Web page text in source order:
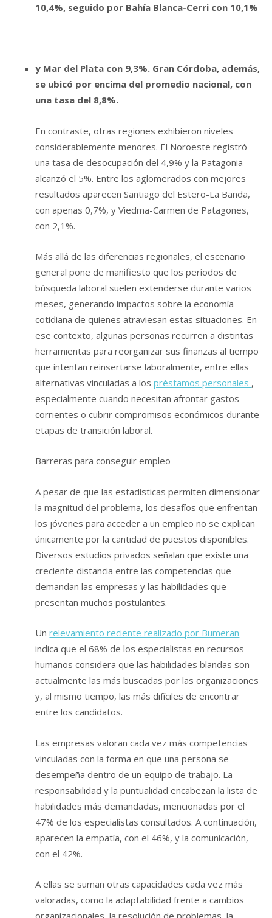
10,4%, seguido por Bahía Blanca-Cerri con 10,1%
y Mar del Plata con 9,3%. Gran Córdoba, además,
se ubicó por encima del promedio nacional, con
una tasa del 8,8%.
En contraste, otras regiones exhibieron niveles
considerablemente menores. El Noroeste registró
una tasa de desocupación del 4,9% y la Patagonia
alcanzó el 5%. Entre los aglomerados con mejores
resultados aparecen Santiago del Estero-La Banda,
con apenas 0,7%, y Viedma-Carmen de Patagones,
con 2,1%.
Más allá de las diferencias regionales, el escenario
general pone de manifiesto que los períodos de
búsqueda laboral suelen extenderse durante varios
meses, generando impactos sobre la economía
cotidiana de quienes atraviesan estas situaciones. En
ese contexto, algunas personas recurren a distintas
herramientas para reorganizar sus finanzas al tiempo
que intentan reinsertarse laboralmente, entre ellas
alternativas vinculadas a lospréstamos personales ,
especialmente cuando necesitan afrontar gastos
corrientes o cubrir compromisos económicos durante
etapas de transición laboral.
Barreras para conseguir empleo
A pesar de que las estadísticas permiten dimensionar
la magnitud del problema, los desafíos que enfrentan
los jóvenes para acceder a un empleo no se explican
únicamente por la cantidad de puestos disponibles.
Diversos estudios privados señalan que existe una
creciente distancia entre las competencias que
demandan las empresas y las habilidades que
presentan muchos postulantes.
Unrelevamiento reciente realizado por Bumeran
indica que el 68% de los especialistas en recursos
humanos considera que las habilidades blandas son
actualmente las más buscadas por las organizaciones
y, al mismo tiempo, las más difíciles de encontrar
entre los candidatos.
Las empresas valoran cada vez más competencias
vinculadas con la forma en que una persona se
desempeña dentro de un equipo de trabajo. La
responsabilidad y la puntualidad encabezan la lista de
habilidades más demandadas, mencionadas por el
47% de los especialistas consultados. A continuación,
aparecen la empatía, con el 46%, y la comunicación,
con el 42%.
A ellas se suman otras capacidades cada vez más
valoradas, como la adaptabilidad frente a cambios
organizacionales, la resolución de problemas, la